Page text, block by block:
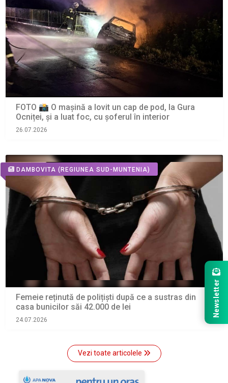
FOTO 📸 O mașină a lovit un cap de pod, la Gura
Ocniței, și a luat foc, cu șoferul în interior
26.07.2026
DAMBOVITA (REGIUNEA SUD-MUNTENIA)
Femeie reținută de polițiști după ce a sustras din
casa bunicilor săi 42.000 de lei
24.07.2026
Vezi toate articolele
Newsletter